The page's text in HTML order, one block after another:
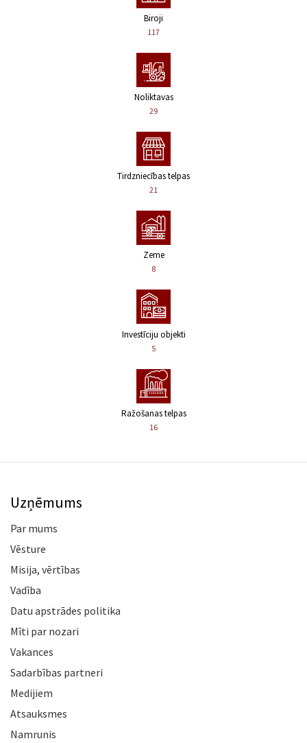
Biroji
117
Noliktavas
29
Tirdzniecības telpas
21
Zeme
8
Investīciju objekti
5
Ražošanas telpas
16
Uzņēmums
Par mums
Vēsture
Misija, vērtības
Vadība
Datu apstrādes politika
Mīti par nozari
Vakances
Sadarbības partneri
Medijiem
Atsauksmes
Namrunis